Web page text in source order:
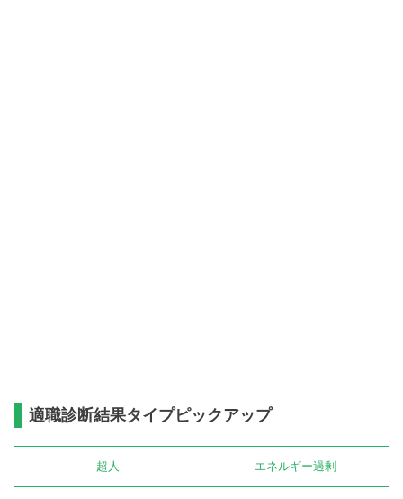
適職診断結果タイプピックアップ
超人 エネルギー過剰